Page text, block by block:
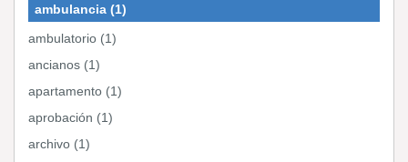
ambulancia (1)
ambulatorio (1)
ancianos (1)
apartamento (1)
aprobación (1)
archivo (1)